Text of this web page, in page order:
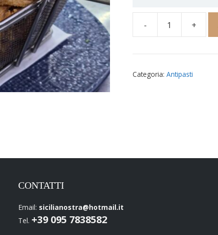
-
Frittura
calamari,
gamberetti
+
Categoria:Antipasti
CONTATTI
Email: sicilianostra@hotmail.it
Tel. +39 095 7838582